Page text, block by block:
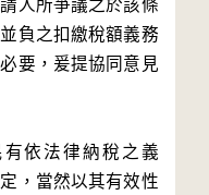
人所爭議之於該條
負之扣繳稅額義務
要，爰提協同意見
依法律納稅之義
，當然以其有效性